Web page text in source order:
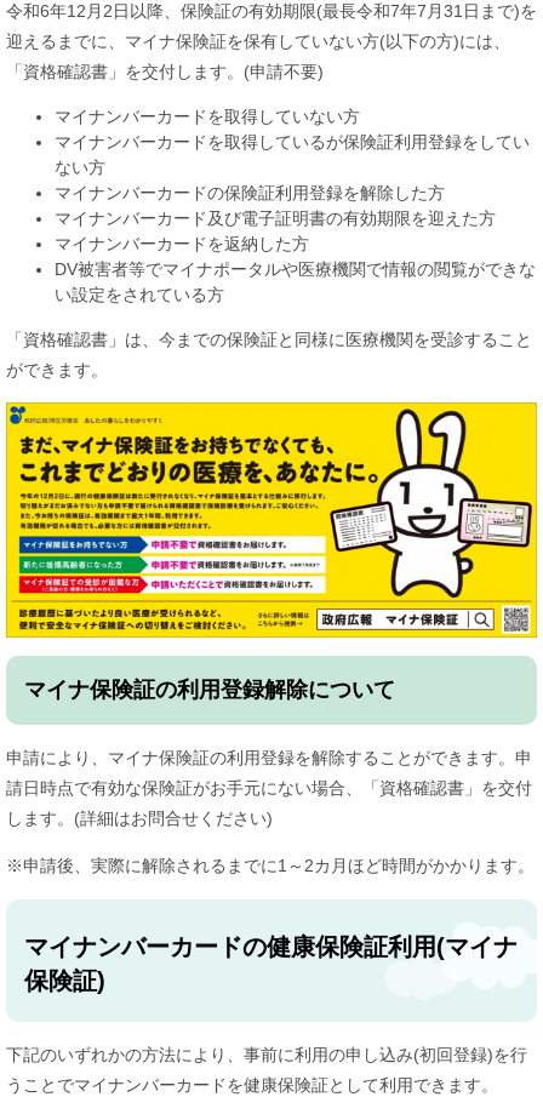
​令和6年12月2日以降、保険証の有効期限(最長令和7年7月31日まで)を
迎えるまでに、マイナ保険証を保有していない方(以下の方)には、
「資格確認書」を交付します。(申請不要)
マイナンバーカードを取得していない方
マイナンバーカードを取得しているが保険証利用登録をしてい
ない方
マイナンバーカードの保険証利用登録を解除した方
マイナンバーカード及び電子証明書の有効期限を迎えた方
マイナンバーカードを返納した方
DV被害者等でマイナポータルや医療機関で情報の閲覧ができな
い設定をされている方
「資格確認書」は、今までの保険証と同様に医療機関を受診すること
ができます。
マイナ保険証の利用登録解除について
申請により、マイナ保険証の利用登録を解除することができます。申
請日時点で有効な保険証がお手元にない場合、「資格確認書」を交付
します。(詳細はお問合せください)
※申請後、実際に解除されるまでに1～2カ月ほど時間がかかります。
マイナンバーカードの健康保険証利用(マイナ
保険証)
下記のいずれかの方法により、事前に利用の申し込み(初回登録)を行
うことでマイナンバーカードを健康保険証として利用できます。